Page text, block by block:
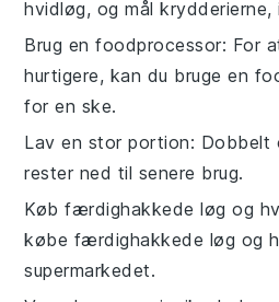
hvidløg, og mål
Brug en foodprocessor: For
hurtigere, kan du bruge en
for en ske.
Lav en stor portion: Dobbelt
rester ned til senere brug.
Køb færdighakkede løg og
købe færdighakkede løg og
supermarkedet.